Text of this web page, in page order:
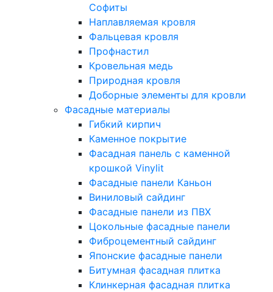
Софиты
Наплавляемая кровля
Фальцевая кровля
Профнастил
Кровельная медь
Природная кровля
Доборные элементы для кровли
Фасадные материалы
Гибкий кирпич
Каменное покрытие
Фасадная панель с каменной
крошкой Vinylit
Фасадные панели Каньон
Виниловый сайдинг
Фасадные панели из ПВХ
Цокольные фасадные панели
Фиброцементный сайдинг
Японские фасадные панели
Битумная фасадная плитка
Клинкерная фасадная плитка